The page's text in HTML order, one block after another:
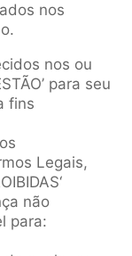
nos
nos ou
para seu
fins
Legais,
não
para: